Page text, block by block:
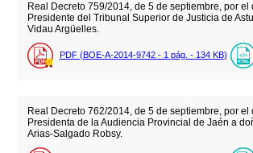
Real Decreto 759/2014, de 5 de septiembre, por el
Presidente del Tribunal Superior de Justicia de
Vidau Argüelles.
PDF (BOE-A-2014-9742 - 1 pág. - 134 KB)
Real Decreto 762/2014, de 5 de septiembre, por el
Presidenta de la Audiencia Provincial de Jaén a
Arias-Salgado Robsy.